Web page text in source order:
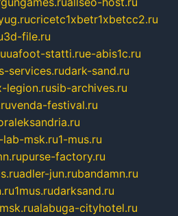
cricetc1xbetr1xbetcc2.ru
3d-file.ru
uafoot-statti.rue-abis1c.ru
services.rudark-sand.ru
legion.rusib-archives.ru
venda-festival.ru
lab-msk.ru1-mus.ru
purse-factory.ru
adler-jun.rubandamn.ru
1mus.rudarksand.ru
alabuga-cityhotel.ru